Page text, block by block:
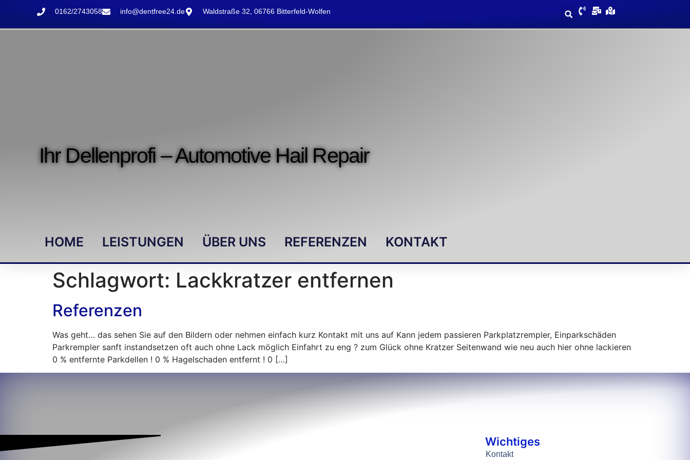
0162/2743058 info@dentfree24.de Waldstraße 32, 06766 Bitterfeld-Wolfen
Ihr Dellenprofi – Automotive Hail Repair
HOME LEISTUNGEN ÜBER UNS REFERENZEN KONTAKT
Schlagwort: Lackkratzer entfernen
Referenzen
Was geht… das sehen Sie auf den Bildern oder nehmen einfach kurz Kontakt mit uns auf Kann jedem passieren Parkplatzrempler, Einparkschäden
Parkrempler sanft instandsetzen oft auch ohne Lack möglich Einfahrt zu eng ? zum Glück ohne Kratzer Seitenwand wie neu auch hier ohne lackieren
0 % entfernte Parkdellen ! 0 % Hagelschaden entfernt ! 0 […]
Wichtiges
Kontakt